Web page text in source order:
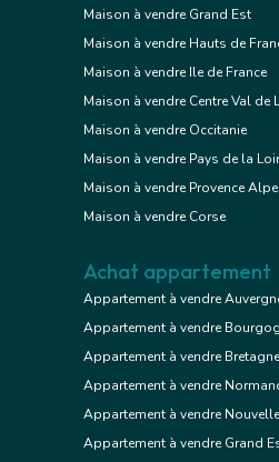
Maison à vendre Grand Est
Maison à vendre Hauts de
Maison à vendre Ile de France
Maison à vendre Centre Val de
Maison à vendre Occitanie
Maison à vendre Pays de la
Maison à vendre Provence
Maison à vendre Corse
Achat appartement
Appartement à vendre
Appartement à vendre
Appartement à vendre Bretagne
Appartement à vendre
Appartement à vendre
Appartement à vendre Grand